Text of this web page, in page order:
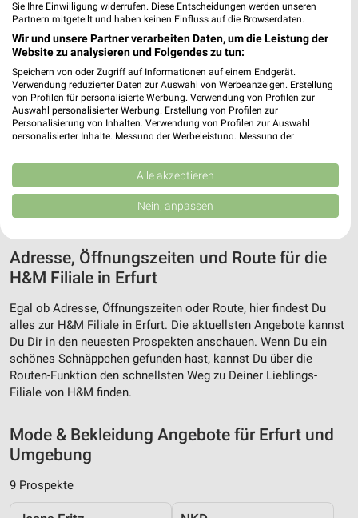
Adresse, Öffnungszeiten und Route für die
H&M Filiale in Erfurt
Egal ob Adresse, Öffnungszeiten oder Route, hier findest Du
alles zur H&M Filiale in Erfurt. Die aktuellsten Angebote kannst
Du Dir in den neuesten Prospekten anschauen. Wenn Du ein
schönes Schnäppchen gefunden hast, kannst Du über die
Routen-Funktion den schnellsten Weg zu Deiner Lieblings-
Filiale von H&M finden.
Mode & Bekleidung Angebote für Erfurt und
Umgebung
9 Prospekte
Sie Ihre Einwilligung widerrufen. Diese Entscheidungen werden unseren
Partnern mitgeteilt und haben keinen Einfluss auf die Browserdaten.
Wir und unsere Partner verarbeiten Daten, um die Leistung der
Website zu analysieren und Folgendes zu tun:
Speichern von oder Zugriff auf Informationen auf einem Endgerät.
Verwendung reduzierter Daten zur Auswahl von Werbeanzeigen. Erstellung
von Profilen für personalisierte Werbung. Verwendung von Profilen zur
Auswahl personalisierter Werbung. Erstellung von Profilen zur
Personalisierung von Inhalten. Verwendung von Profilen zur Auswahl
personalisierter Inhalte. Messung der Werbeleistung. Messung der
Kombinationen von Daten aus verschiedenen Quellen. Entwicklung und
Verbesserung der Angebote. Verwendung reduzierter Daten zur Auswahl
von Inhalten.
Daten können außerhalb der Europäischen Union weitergegeben und in die
USA gesendet werden.
Website/App.
Partnerliste anzeigen (1 IAB-Anbieter)
Wir nutzen Ihre Daten für folgende Zwecke:
IAB-Verarbeitungszwecke:
Speichern von oder Zugriff auf Informationen
auf einem Endgerät
Verwendung reduzierter Daten zur Auswahl von
Werbeanzeigen
Werbung
Verwendung von Profilen zur Auswahl
personalisierter Werbung
Erstellung von Profilen zur Personalisierung
Alle akzeptieren
Nein, anpassen